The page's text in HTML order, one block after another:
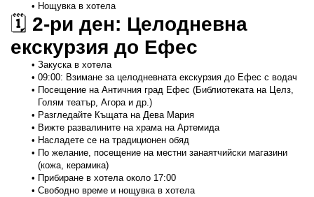
Нощувка в хотела
🗓️ 2-ри ден: Целодневна
екскурзия до Ефес
Закуска в хотела
09:00: Взимане за целодневната екскурзия до Ефес с водач
Посещение на Античния град Ефес (Библиотеката на Целз,
Голям театър, Агора и др.)
Разгледайте Къщата на Дева Мария
Вижте развалините на храма на Артемида
Насладете се на традиционен обяд
По желание, посещение на местни занаятчийски магазини
(кожа, керамика)
Прибиране в хотела около 17:00
Свободно време и нощувка в хотела